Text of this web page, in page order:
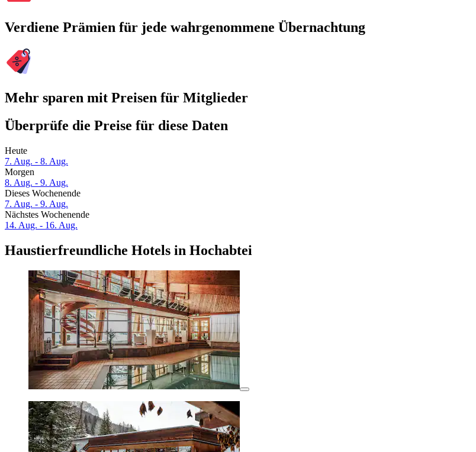
Verdiene Prämien für jede wahrgenommene Übernachtung
Mehr sparen mit Preisen für Mitglieder
Überprüfe die Preise für diese Daten
Heute
7. Aug. - 8. Aug.
Morgen
8. Aug. - 9. Aug.
Dieses Wochenende
7. Aug. - 9. Aug.
Nächstes Wochenende
14. Aug. - 16. Aug.
Haustierfreundliche Hotels in Hochabtei